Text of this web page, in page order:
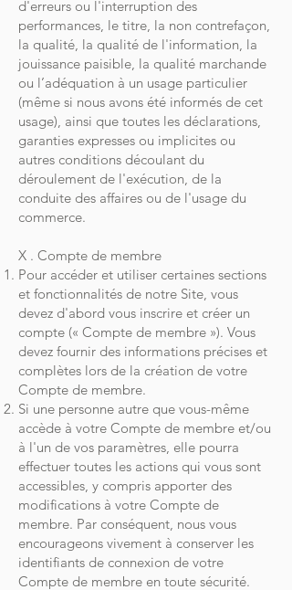
d'erreurs ou l'interruption des
performances, le titre, la non contrefaçon,
la qualité, la qualité de l'information, la
jouissance paisible, la qualité marchande
ou l’adéquation à un usage particulier
(même si nous avons été informés de cet
usage), ainsi que toutes les déclarations,
garanties expresses ou implicites ou
autres conditions découlant du
déroulement de l'exécution, de la
conduite des affaires ou de l'usage du
commerce.
X . Compte de membre
Pour accéder et utiliser certaines sections
et fonctionnalités de notre Site, vous
devez d'abord vous inscrire et créer un
compte (« Compte de membre »). Vous
devez fournir des informations précises et
complètes lors de la création de votre
Compte de membre.
Si une personne autre que vous-même
accède à votre Compte de membre et/ou
à l'un de vos paramètres, elle pourra
effectuer toutes les actions qui vous sont
accessibles, y compris apporter des
modifications à votre Compte de
membre. Par conséquent, nous vous
encourageons vivement à conserver les
identifiants de connexion de votre
Compte de membre en toute sécurité.